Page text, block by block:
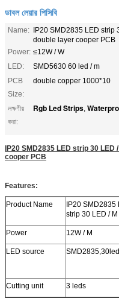
ডাবল লেয়ার পিসিবি
Name: IP20 SMD2835 LED strip
double layer cooper PCB
Power: ≤12W / W
LED:
SMD5630 60 led / m
PCB
Size:
double copper 1000*10
লক্ষণীয়
করা:
Rgb Led Strips,
IP20 SMD2835 LED strip 30 LED
cooper PCB
Features:
Product Name
IP20 SMD2835
strip 30 LED / M
Power 12W / M
LED source
Cutting unit 3 leds